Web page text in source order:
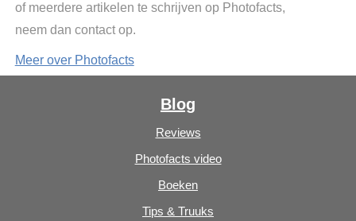
of meerdere artikelen te schrijven op Photofacts,
neem dan contact op.
Meer over Photofacts
Blog
Reviews
Photofacts video
Boeken
Tips & Truuks